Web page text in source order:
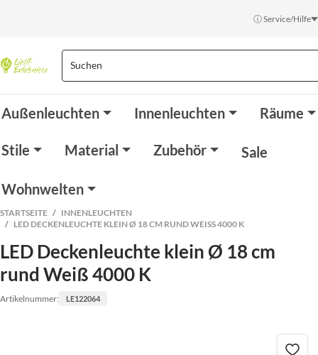
ⓘ Service/Hilfe
Außenleuchten Innenleuchten Räume
Stile Material Zubehör Sale
Wohnwelten
STARTSEITE
INNENLEUCHTEN
LED DECKENLEUCHTE KLEIN Ø 18 CM RUND WEISS 4000 K
LED Deckenleuchte klein Ø 18 cm
rund Weiß 4000 K
Artikelnummer: LE122064